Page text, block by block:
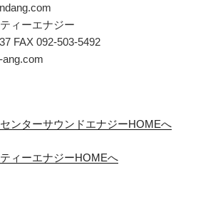
ィーエナジー
FAX 092-503-5492
ンターサウンドエナジーHOMEへ
ィーエナジーHOMEへ